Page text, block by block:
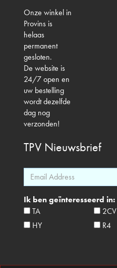
Onze winkel in
Provins is
helaas
permanent
gesloten.
De website is
24/7 open en
uw bestelling
wordt dezelfde
dag nog
verzonden!
TPV Nieuwsbrief
Ik ben geïnteresseerd in:
TA
2CV
HY
R4